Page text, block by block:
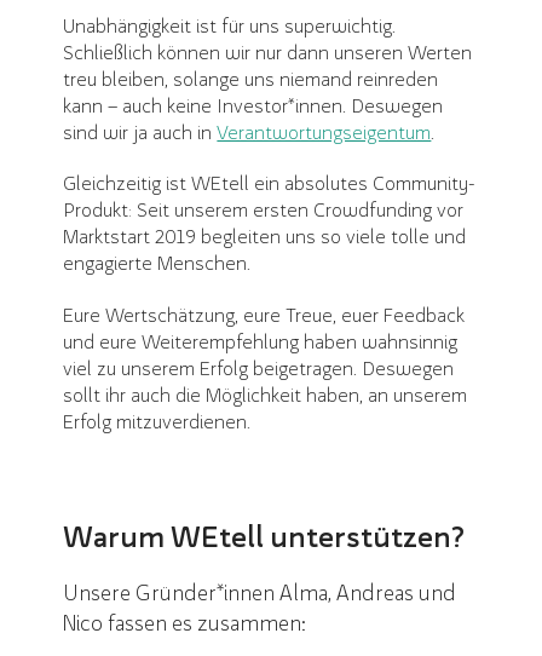
Unabhängigkeit ist für uns superwichtig.
Schließlich können wir nur dann unseren Werten
treu bleiben, solange uns niemand reinreden
kann – auch keine Investor*innen. Deswegen
sind wir ja auch inVerantwortungseigentum
Gleichzeitig ist WEtell ein absolutes Community-
Produkt: Seit unserem ersten Crowdfunding vor
Marktstart 2019 begleiten uns so viele tolle und
engagierte Menschen.
Eure Wertschätzung, eure Treue, euer Feedback
und eure Weiterempfehlung haben wahnsinnig
viel zu unserem Erfolg beigetragen. Deswegen
sollt ihr auch die Möglichkeit haben, an unserem
Erfolg mitzuverdienen.
Warum WEtell unterstützen?
Unsere Gründer*innen Alma, Andreas und
Nico fassen es zusammen: